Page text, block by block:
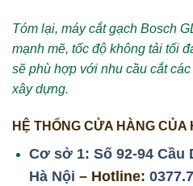
Tóm lại, máy cắt gạch Bosch
mạnh mẽ, tốc độ không tải tối
sẽ phù hợp với nhu cầu cắt
xây dựng.
HỆ THỐNG CỬA HÀNG CỦA
Cơ sở 1: Số 92-94 Cầu
Hà Nội – Hotline: